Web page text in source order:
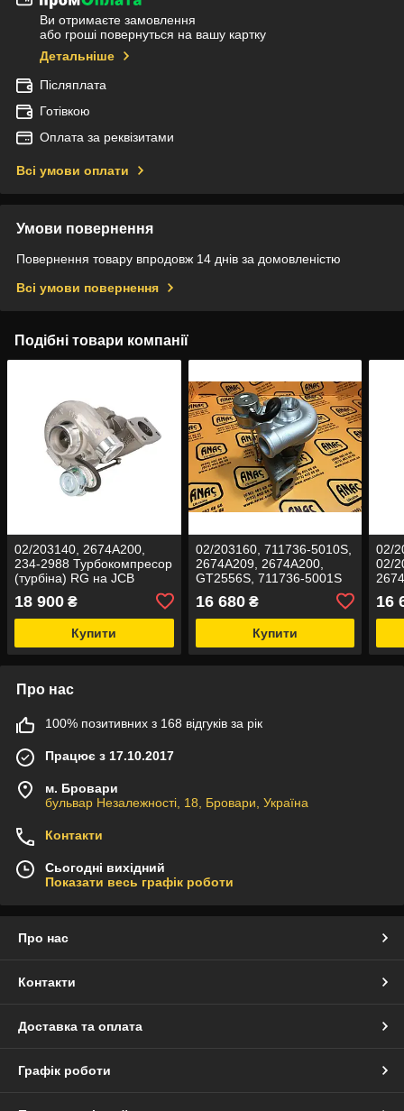
Ви отримаєте замовлення
або гроші повернуться на вашу картку
Детальніше
Післяплата
Готівкою
Оплата за реквізитами
Всі умови оплати
Умови повернення
Повернення товару впродовж 14 днів за домовленістю
Всі умови повернення
Подібні товари компанії
02/203140, 2674A200,
234-2988 Турбокомпресор
(турбіна) RG на JCB
18 900 ₴
Купити
02/203160, 711736-5010S,
2674A209, 2674A200,
GT2556S, 711736-5001S
JCB 3CX, 4CX
16 680₴
Купити
02/
02/
JCB
16
Про нас
100% позитивних з 168 відгуків за рік
Працює з 17.10.2017
м. Бровари
бульвар Незалежності, 18, Бровари, Україна
Контакти
Сьогодні вихідний
Показати весь графік роботи
Про нас
Контакти
Доставка та оплата
Графік роботи